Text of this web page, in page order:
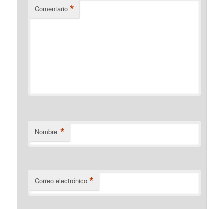
Comentario *
Nombre *
Correo electrónico *